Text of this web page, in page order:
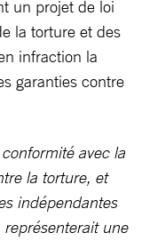
un projet de loi
la torture et des
infraction la
garanties contre
avec la
la torture, et
indépendantes
une